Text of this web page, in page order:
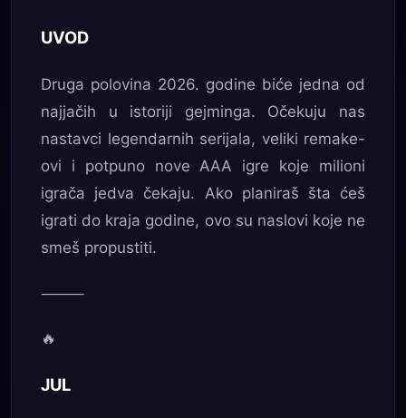
UVOD
Druga polovina 2026. godine biće jedna od
najjačih u istoriji gejminga. Očekuju nas
nastavci legendarnih serijala, veliki remake-
ovi i potpuno nove AAA igre koje milioni
igrača jedva čekaju. Ako planiraš šta ćeš
igrati do kraja godine, ovo su naslovi koje ne
smeš propustiti.
⸻
🔥
JUL